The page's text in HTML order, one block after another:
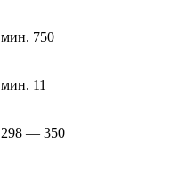
мин. 750
мин. 11
298 — 350